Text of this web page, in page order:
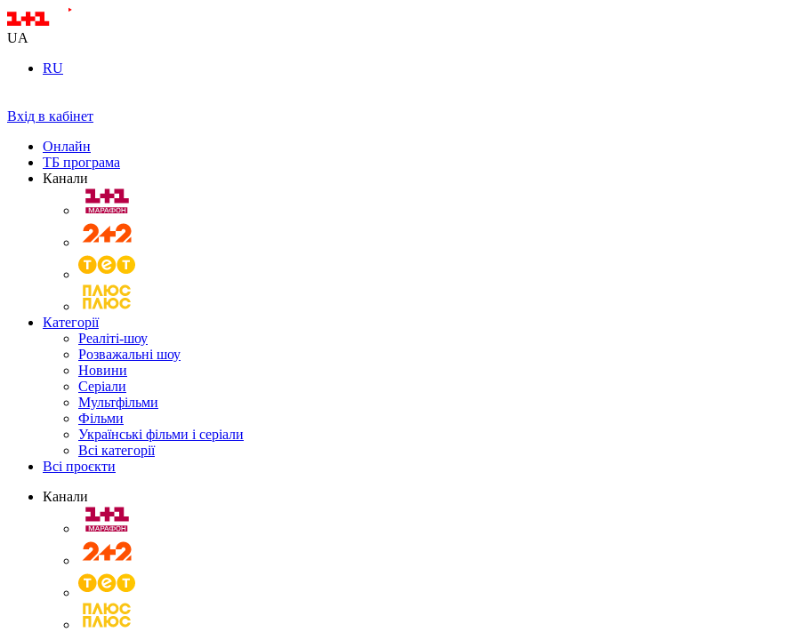
UA
RU
Вхід в кабінет
Онлайн
ТБ програма
Канали
Категорії
Реаліті-шоу
Розважальні шоу
Новини
Серіали
Мультфільми
Фільми
Українські фільми і серіали
Всі категорії
Всі проєкти
Канали